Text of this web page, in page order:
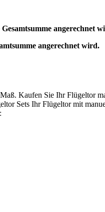
angerechnet
angerechnet wird.
Kaufen Sie Ihr Flügeltor
Sets Ihr Flügeltor mit